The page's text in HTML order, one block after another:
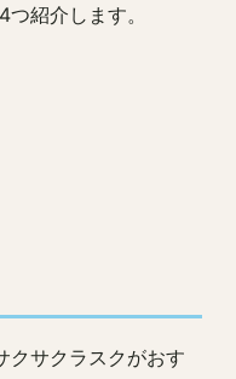
紹介します。
クサクラスクがおす